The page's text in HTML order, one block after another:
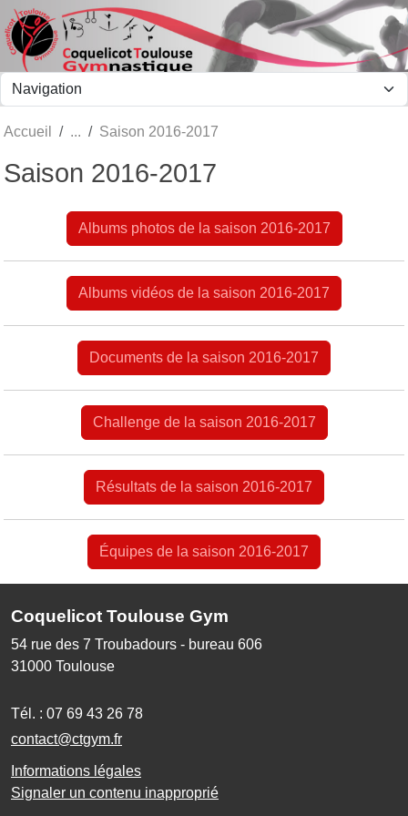
Accueil Saison 2016-2017
Saison 2016-2017
Albums photos de la saison 2016-2017
Albums vidéos de la saison 2016-2017
Documents de la saison 2016-2017
Challenge de la saison 2016-2017
Résultats de la saison 2016-2017
Équipes de la saison 2016-2017
Coquelicot Toulouse Gym
54 rue des 7 Troubadours - bureau 606
31000 Toulouse
Tél. : 07 69 43 26 78
contact@ctgym.fr
Informations légales
Signaler un contenu inapproprié
Panneau de gestion des cookies